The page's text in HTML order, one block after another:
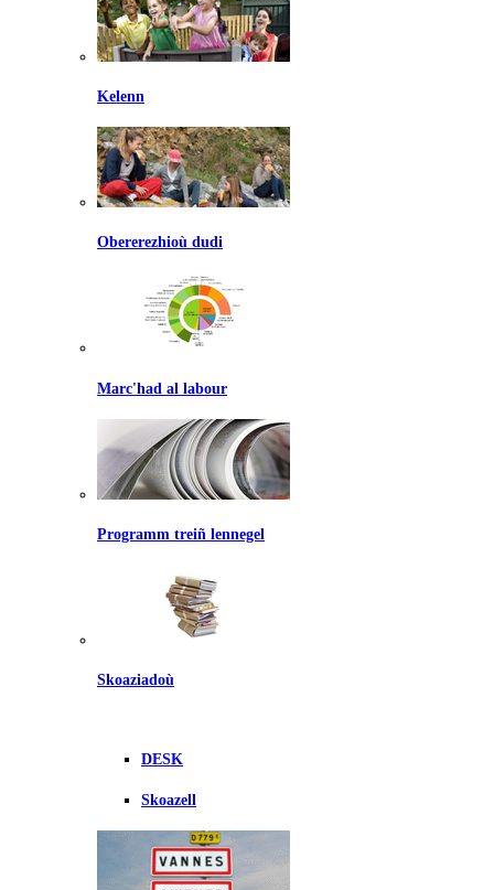
Kelenn
Obererezhioù dudi
Marc'had al labour
Programm treiñ lennegel
Skoaziadoù
DESK
Skoazell